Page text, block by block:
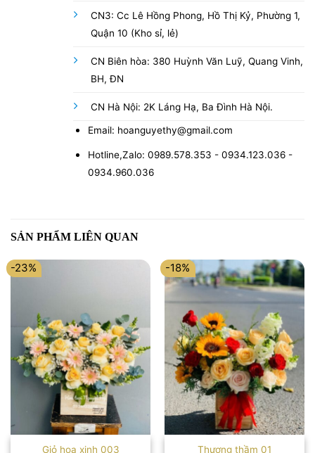
CN3: Cc Lê Hồng Phong, Hồ Thị Kỷ, Phường 1,
Quận 10 (Kho sỉ, lẻ)
CN Biên hòa: 380 Huỳnh Văn Luỹ, Quang Vinh,
BH, ĐN
CN Hà Nội: 2K Láng Hạ, Ba Đình Hà Nội.
Email: hoanguyethy@gmail.com
Hotline,Zalo: 0989.578.353 - 0934.123.036 -
0934.960.036
SẢN PHẨM LIÊN QUAN
-23%
Giỏ hoa xinh 003
-18%
Thương thầm 01